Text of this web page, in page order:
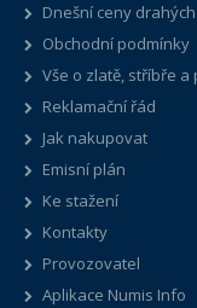
Dnešní ceny
Obchodní podmínky
Vše o zlatě, stříbře a
Reklamační řád
Jak nakupovat
Emisní plán
Ke stažení
Kontakty
Provozovatel
Aplikace Numis Info